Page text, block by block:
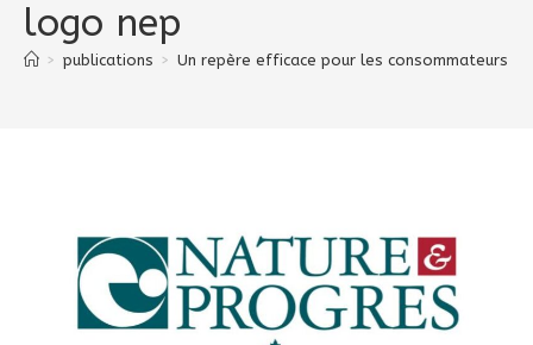
logo nep
> publications > Un repère efficace pour les consommateurs :